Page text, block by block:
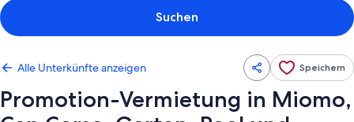
Suchen
Alle Unterkünfte anzeigen Speichern
Promotion-Vermietung in Miomo,